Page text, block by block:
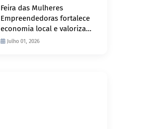
Feira das Mulheres
Empreendedoras fortalece
economia local e valoriza
produção feminina no
Julho 01, 2026